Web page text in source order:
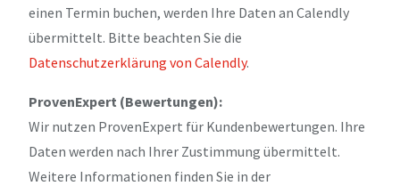
einen Termin buchen, werden Ihre Daten an Calendly
übermittelt. Bitte beachten Sie die
Datenschutzerklärung von Calendly.
ProvenExpert (Bewertungen):
Wir nutzen ProvenExpert für Kundenbewertungen. Ihre
Daten werden nach Ihrer Zustimmung übermittelt.
Weitere Informationen finden Sie in der